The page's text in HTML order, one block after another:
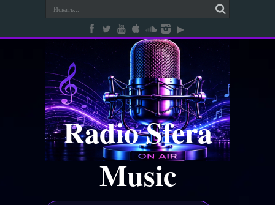
Radio Sfera
Music